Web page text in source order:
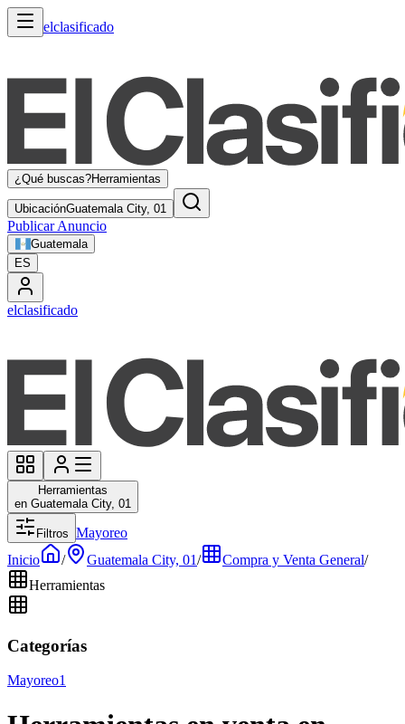
elclasificado
¿Qué buscas?Herramientas
UbicaciónGuatemala City, 01
Publicar Anuncio
Guatemala
ES
elclasificado
Herramientas
en Guatemala City, 01
Filtros Mayoreo
Inicio
/ Guatemala City, 01/ Compra y Venta General/
Herramientas
Categorías
Mayoreo1